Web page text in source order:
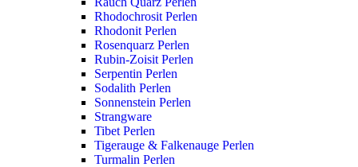
Rhodochrosit Perlen
Rhodonit Perlen
Rosenquarz Perlen
Rubin-Zoisit Perlen
Serpentin Perlen
Sodalith Perlen
Sonnenstein Perlen
Strangware
Tibet Perlen
Tigerauge & Falkenauge Perlen
Turmalin Perlen